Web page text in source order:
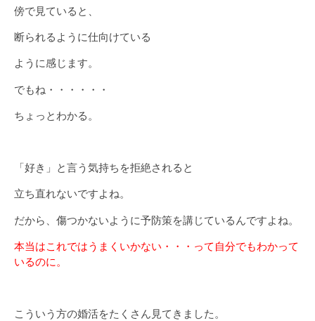
傍で見ていると、
断られるように仕向けている
ように感じます。
でもね・・・・・・
ちょっとわかる。
「好き」と言う気持ちを拒絶されると
立ち直れないですよね。
だから、傷つかないように予防策を講じているんですよね。
本当はこれではうまくいかない・・・って自分でもわかって
いるのに。
こういう方の婚活をたくさん見てきました。